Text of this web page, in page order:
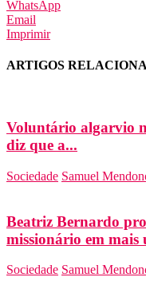
WhatsApp
Email
Imprimir
ARTIGOS
Voluntário algarvio
diz que a...
Sociedade Samuel
Beatriz Bernardo
missionário em mais
Sociedade Samuel